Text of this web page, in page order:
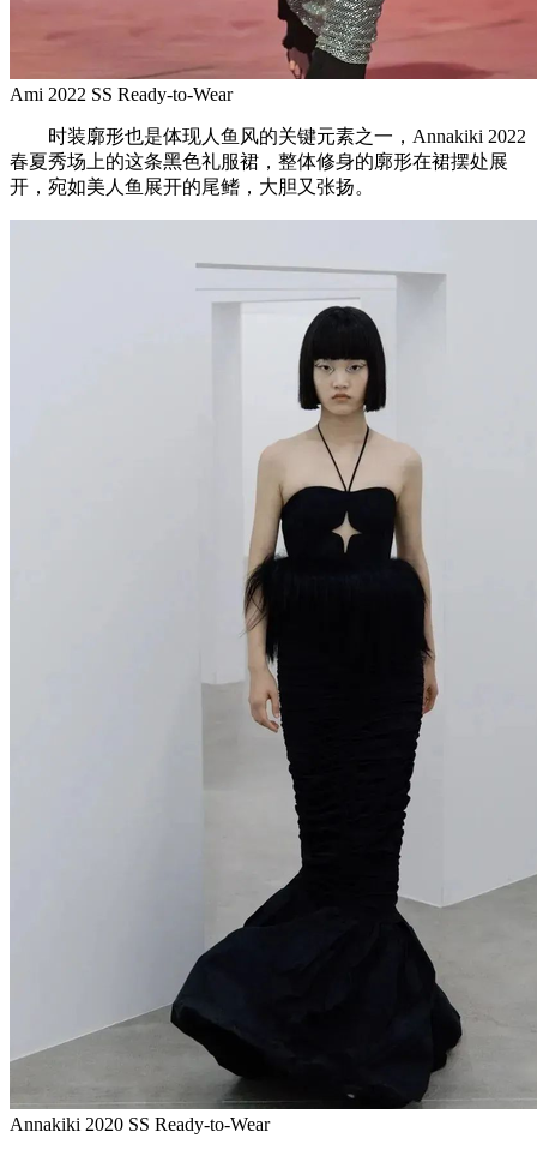
Ami 2022 SS Ready-to-Wear
时装廓形也是体现人鱼风的关键元素之一，Annakiki 2022
春夏秀场上的这条黑色礼服裙，整体修身的廓形在裙摆处展
开，宛如美人鱼展开的尾鳍，大胆又张扬。
Annakiki 2020 SS Ready-to-Wear